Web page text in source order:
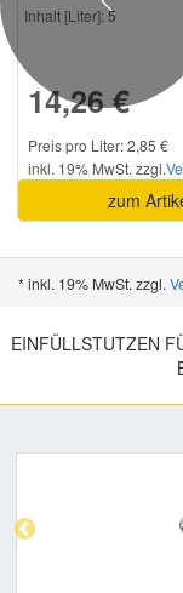
Inhalt [Liter]:5
14,26 €
Preis pro Liter: 2,85 €
inkl. 19% MwSt. zzgl.
zum
Previous
* inkl. 19% MwSt. zzgl.
EINFÜLLSTUTZEN